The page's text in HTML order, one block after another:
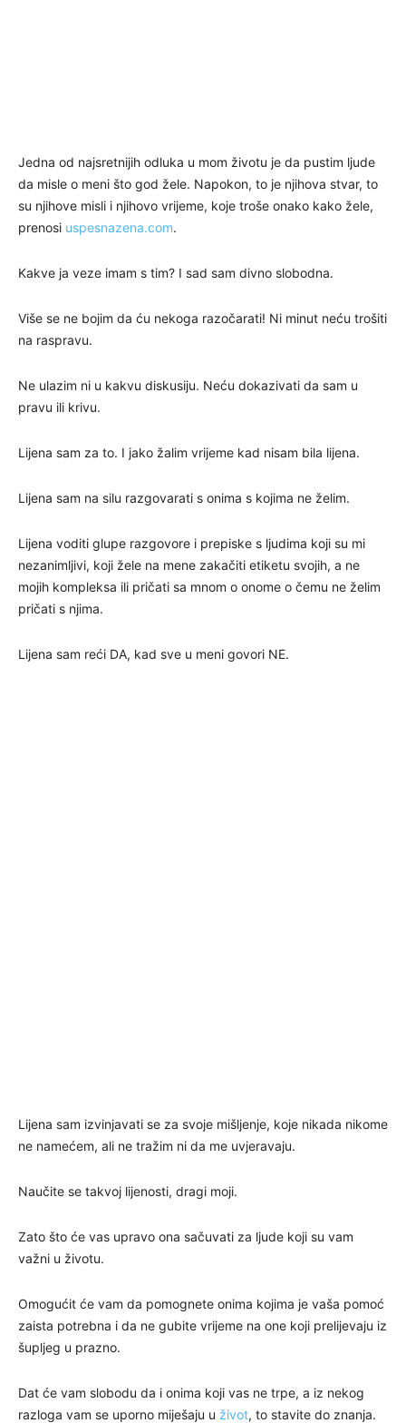
Jedna od najsretnijih odluka u mom životu je da pustim ljude
da misle o meni što god žele. Napokon, to je njihova stvar, to
su njihove misli i njihovo vrijeme, koje troše onako kako žele,
prenosi uspesnazena.com.
Kakve ja veze imam s tim? I sad sam divno slobodna.
Više se ne bojim da ću nekoga razočarati! Ni minut neću trošiti
na raspravu.
Ne ulazim ni u kakvu diskusiju. Neću dokazivati da sam u
pravu ili krivu.
Lijena sam za to. I jako žalim vrijeme kad nisam bila lijena.
Lijena sam na silu razgovarati s onima s kojima ne želim.
Lijena voditi glupe razgovore i prepiske s ljudima koji su mi
nezanimljivi, koji žele na mene zakačiti etiketu svojih, a ne
mojih kompleksa ili pričati sa mnom o onome o čemu ne želim
pričati s njima.
Lijena sam reći DA, kad sve u meni govori NE.
Lijena sam izvinjavati se za svoje mišljenje, koje nikada nikome
ne namećem, ali ne tražim ni da me uvjeravaju.
Naučite se takvoj lijenosti, dragi moji.
Zato što će vas upravo ona sačuvati za ljude koji su vam
važni u životu.
Omogućit će vam da pomognete onima kojima je vaša pomoć
zaista potrebna i da ne gubite vrijeme na one koji prelijevaju iz
šupljeg u prazno.
Dat će vam slobodu da i onima koji vas ne trpe, a iz nekog
razloga vam se uporno miješaju u život, to stavite do znanja.